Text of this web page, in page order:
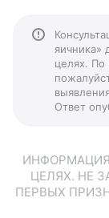
яичника»
целях. По
Ответ
ЦЕЛЯХ. НЕ
ПЕРВЫХ